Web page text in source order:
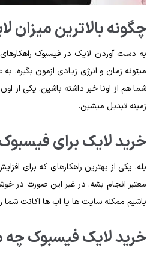
چگونه بالاترین میزان
به دست آوردن لایک در فیسبوک راهکارهای
شما هم از اونا خبر داشته باشین. یکی از
زمینه تبدیل میشین.
خرید لایک برای
باشیم ممکنه سایت ها یا اپ ها اکانت
خرید لایک فیسبوک چه